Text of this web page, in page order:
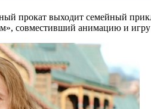
прокат выходит семейный
совместивший анимацию и